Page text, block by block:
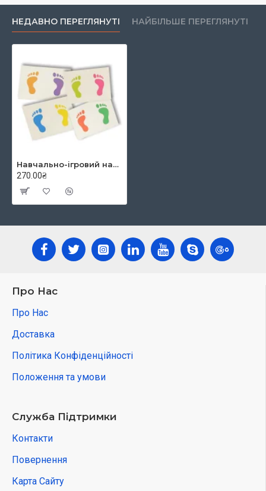
НЕДАВНО ПЕРЕГЛЯНУТІ НАЙБІЛЬШЕ ПЕРЕГЛЯНУТІ
Навчально-ігровий набір "ВЕСЕЛІ НІЖКИ", Калейдоскоп
270.00₴
Про Нас
Про Нас
Доставка
Політика Конфіденційності
Положення та умови
Служба Підтримки
Контакти
Повернення
Карта Сайту